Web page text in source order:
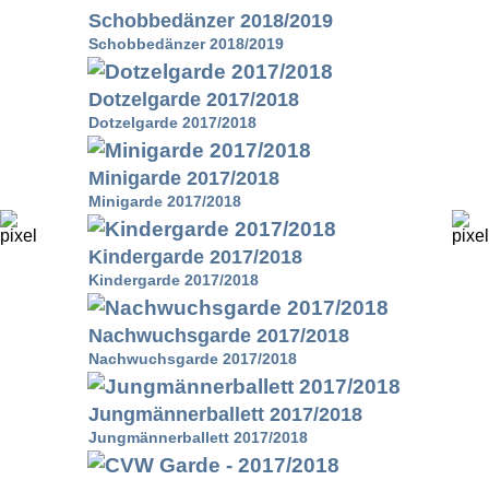
Schobbedänzer 2018/2019
Schobbedänzer 2018/2019
Dotzelgarde 2017/2018
Dotzelgarde 2017/2018
Minigarde 2017/2018
Minigarde 2017/2018
Kindergarde 2017/2018
Kindergarde 2017/2018
Nachwuchsgarde 2017/2018
Nachwuchsgarde 2017/2018
Jungmännerballett 2017/2018
Jungmännerballett 2017/2018